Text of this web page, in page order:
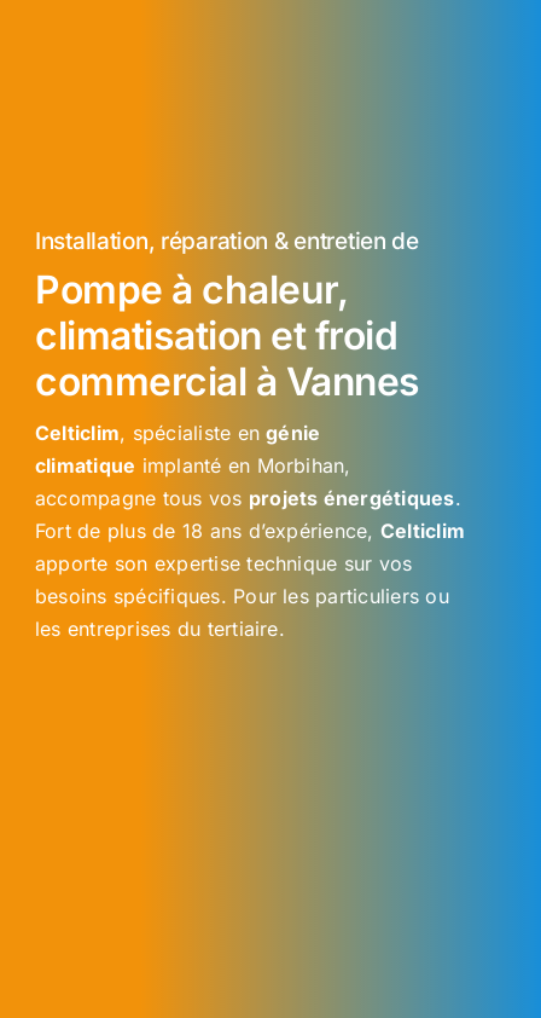
Installation, réparation & entretien de
Pompe à chaleur,
climatisation et froid
commercial à Vannes
Celticlim, spécialiste engénie
climatique implanté en Morbihan,
accompagne tous vos projets énergétiques.
Fort de plus de 18 ans d’expérience, Celticlim
apporte son expertise technique sur vos
besoins spécifiques. Pour les particuliers ou
les entreprises du tertiaire.